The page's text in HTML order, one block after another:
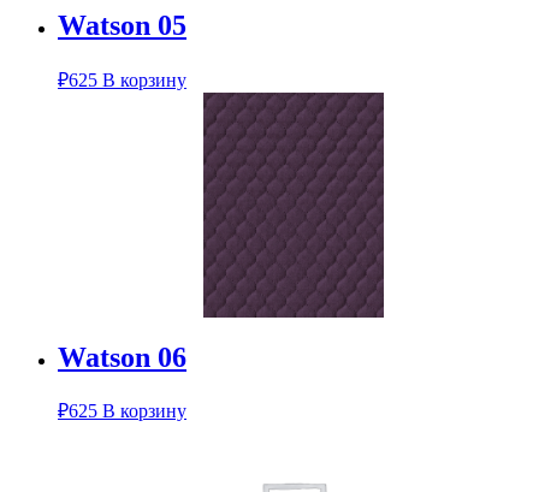
Watson 05
₽625 В корзину
Watson 06
₽625 В корзину